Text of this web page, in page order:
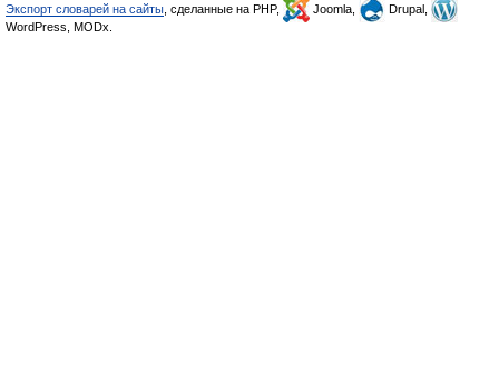
Экспорт словарей на сайты , сделанные на PHP, Joomla,
Drupal,
WordPress, MODx.